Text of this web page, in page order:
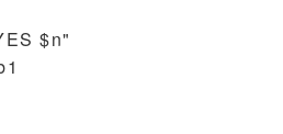
$n"